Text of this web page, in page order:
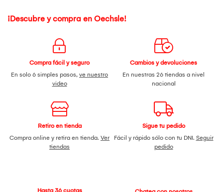
¡Descubre y compra en Oechsle!
Compra fácil y seguro
En solo 6 simples pasos, ve nuestro
video
Cambios y devoluciones
En nuestras 26 tiendas a nivel
nacional
Retiro en tienda
Compra online y retira en tienda. Ver
tiendas
Sigue tu pedido
Fácil y rápido sólo con tu DNI. Seguir
pedido
Hasta 36 cuotas